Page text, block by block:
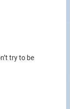
try to be